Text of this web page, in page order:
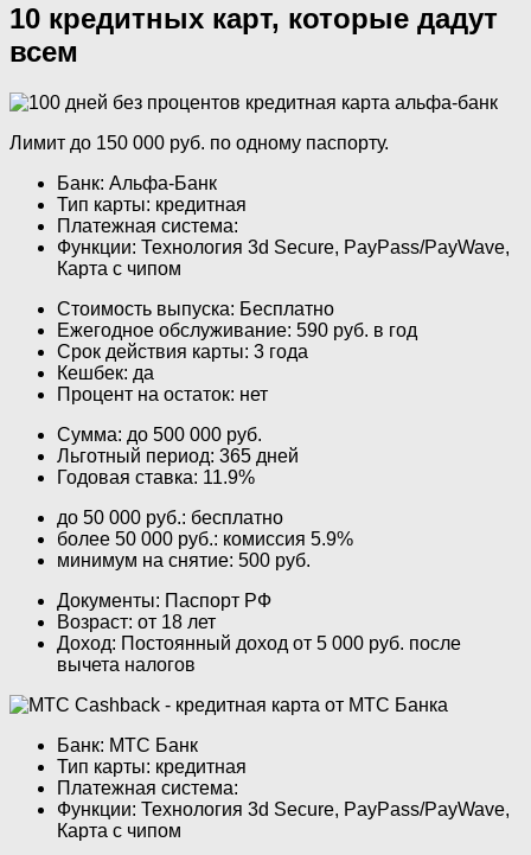
10 кредитных карт, которые дадут
всем
Лимит до 150 000 руб. по одному паспорту.
Банк: Альфа-Банк
Тип карты: кредитная
Платежная система:
Функции: Технология 3d Secure, PayPass/PayWave,
Карта с чипом
Стоимость выпуска: Бесплатно
Ежегодное обслуживание: 590 руб. в год
Срок действия карты: 3 года
Кешбек: да
Процент на остаток: нет
Сумма: до 500 000 руб.
Льготный период: 365 дней
Годовая ставка: 11.9%
до 50 000 руб.: бесплатно
более 50 000 руб.: комиссия 5.9%
минимум на снятие: 500 руб.
Документы: Паспорт РФ
Возраст: от 18 лет
Доход: Постоянный доход от 5 000 руб. после
вычета налогов
Банк: МТС Банк
Тип карты: кредитная
Платежная система:
Функции: Технология 3d Secure, PayPass/PayWave,
Карта с чипом